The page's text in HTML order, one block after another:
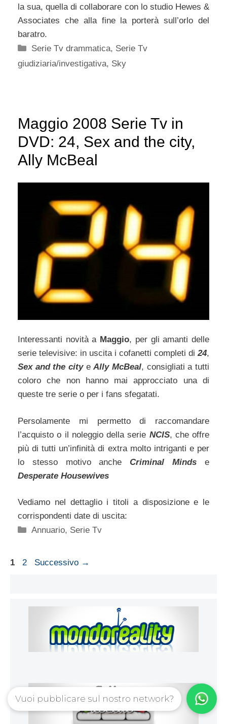
la sua, quella di collaborare con lo studio Hewes &
Associates che alla fine la porterà sull’orlo del
baratro.
Categorie
Serie Tv drammatica, Serie Tv
giudiziaria/investigativa, Sky
Maggio 2008 Serie Tv in
DVD: 24, Sex and the city,
Ally McBeal
Interessanti novità a Maggio, per gli amanti delle
serie televisive: in uscita i cofanetti completi di24,
Sex and the cityeAlly McBeal, consigliati a tutti
coloro che non hanno mai approcciato una di
queste tre serie o per i fans sfegatati.
Persolamente mi permetto di raccomandare
l’acquisto o il noleggio della serie NCIS, che offre
più di tutti un’infinità di extra molto intriganti e per
lo stesso motivo ancheCriminal Minds e
Desperate Housewives
Vediamo nel dettaglio i titoli a disposizione e le
corrispondenti date di uscita:
Categorie
Annuario, Serie Tv
Pagina
1 Pagina
2 Successivo →
Vuoi pubblicare sul nostro network?